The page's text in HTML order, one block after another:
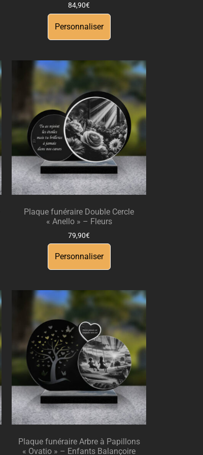
84,90€
Personnaliser
Plaque funéraire Double Cercle
« Anello » – Fleurs
79,90€
Personnaliser
Plaque funéraire Arbre à Papillons
« Ovatio » – Enfants Balançoire